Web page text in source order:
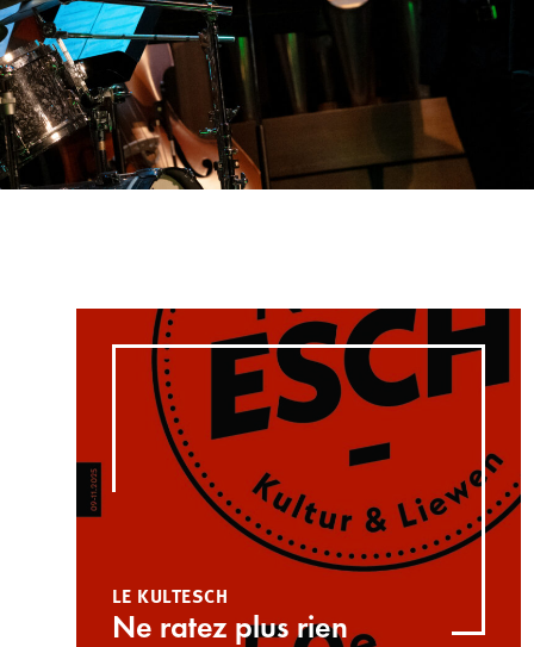
LE KULTESCH
Ne ratez plus rien